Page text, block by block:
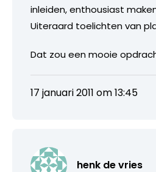
inleiden, enthousiast
Uiteraard toelichten van
Dat zou een mooie
17 januari 2011 om 13:45
henk de vries